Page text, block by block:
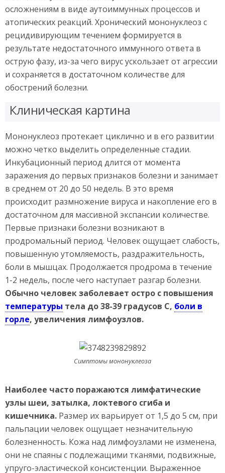
осложнениям в виде аутоиммунных процессов и
атопических реакций. Хронический мононуклеоз с
рецидивирующим течением формируется в
результате недостаточного иммунного ответа в
острую фазу, из-за чего вирус ускользает от агрессии
и сохраняется в достаточном количестве для
обострений болезни.
Клиническая картина
Мононуклеоз протекает циклично и в его развитии
можно четко выделить определенные стадии.
Инкубационный период длится от момента
заражения до первых признаков болезни и занимает
в среднем от 20 до 50 недель. В это время
происходит размножение вируса и накопление его в
достаточном для массивной экспансии количестве.
Первые признаки болезни возникают в
продромальный период. Человек ощущает слабость,
повышенную утомляемость, раздражительность,
боли в мышцах. Продолжается продрома в течение
1-2 недель, после чего наступает разгар болезни.
Обычно человек заболевает остро с повышения
температуры тела до 38-39 градусов С, боли в
горле, увеличения лимфоузлов.
Симптомы мононуклеоза
Наиболее часто поражаются лимфатические
узлы шеи, затылка, локтевого сгиба и
кишечника. Размер их варьирует от 1,5 до 5 см, при
пальпации человек ощущает незначительную
болезненность. Кожа над лимфоузлами не изменена,
они не спаяны с подлежащими тканями, подвижные,
упруго-эластической консистенции. Выраженное